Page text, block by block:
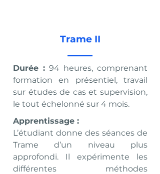
Trame II
Durée : 94 heures, comprenant
formation en présentiel, travail
sur études de cas et supervision,
le tout échelonné sur 4 mois.
Apprentissage :
L’étudiant donne des séances de
Trame d’un niveau plus
approfondi. Il expérimente les
différentes méthodes